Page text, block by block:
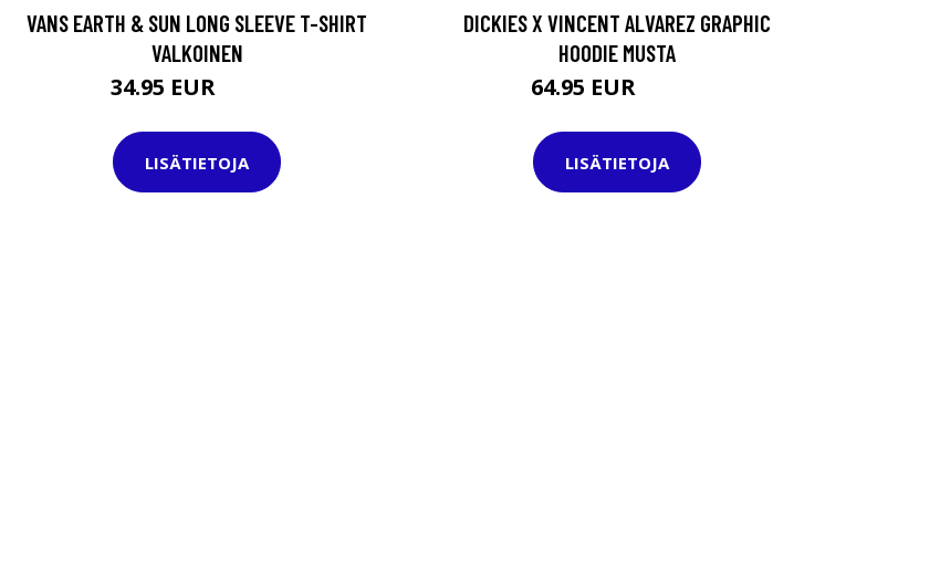
VANS EARTH & SUN LONG SLEEVE T-SHIRT
VALKOINEN
34.95 EUR
LISÄTIETOJA
DICKIES X VINCENT ALVAREZ GRAPHIC
HOODIE MUSTA
64.95 EUR
LISÄTIETOJA